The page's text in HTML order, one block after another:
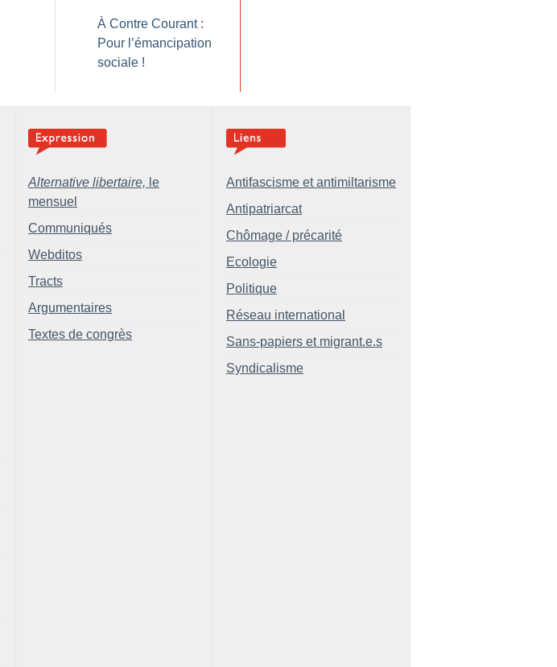
À Contre Courant :
Pour l’émancipation
sociale !
Alternative libertaire, le
mensuel
Communiqués
Webditos
Tracts
Argumentaires
Textes de congrès
Antifascisme et antimiltarisme
Antipatriarcat
Chômage / précarité
Ecologie
Politique
Réseau international
Sans-papiers et migrant.e.s
Syndicalisme